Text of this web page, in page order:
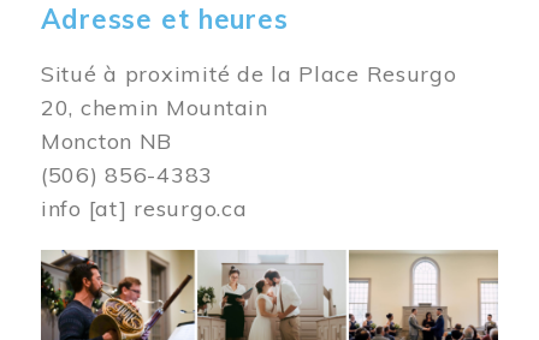
Adresse et heures
Situé à proximité de la Place Resurgo
20, chemin Mountain
Moncton NB
(506) 856-4383
info [at] resurgo.ca
Image